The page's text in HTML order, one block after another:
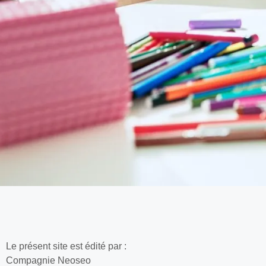
Le présent site est édité par :
Compagnie Neoseo